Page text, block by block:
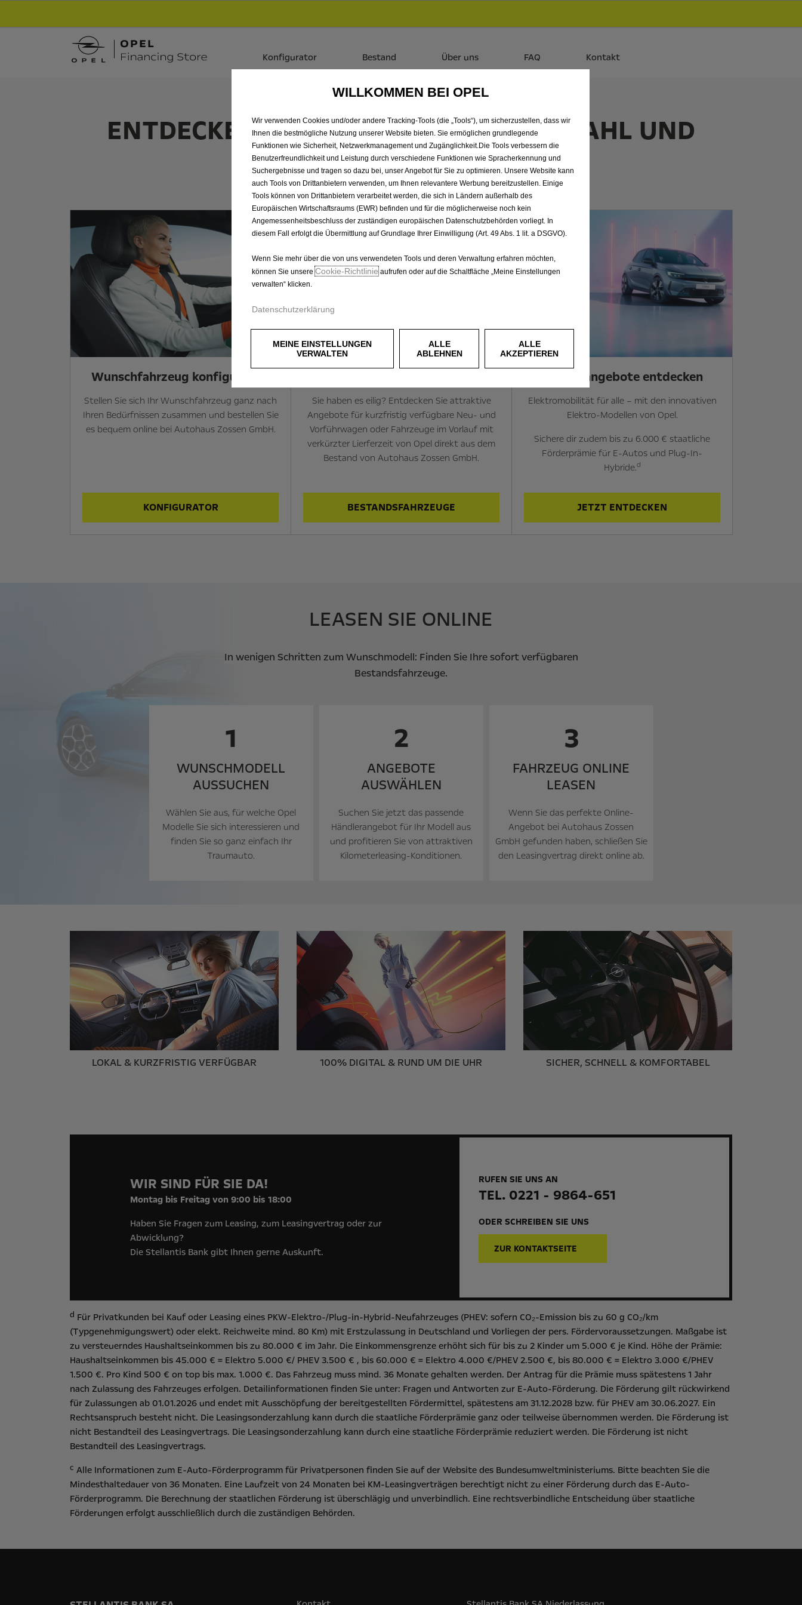
Konfigurator Bestand Über uns FAQ Kontakt
ENTDECKEN SIE JETZT UNSERE AUSWAHL UND
STEIGEN SIE GLEICH EIN
Wunsch­fahrzeug konfigurieren
Stellen Sie sich Ihr Wunschfahrzeug ganz nach
Ihren Bedürfnissen zusammen und bestellen Sie
es bequem online bei Autohaus Zossen GmbH.
KONFIGURATOR
Sie haben es eilig? Entdecken Sie attraktive
Angebote für kurzfristig verfügbare Neu- und
Vorführwagen oder Fahrzeuge im Vorlauf mit
verkürzter Lierferzeit von Opel direkt aus dem
Bestand von Autohaus Zossen GmbH.
BESTANDSFAHRZEUGE
Elektroangebote entdecken
Elektromobilität für alle – mit den innovativen
Elektro-Modellen von Opel.
Sichere dir zudem bis zu 6.000 € staatliche
Förderprämie für E-Autos und Plug-In-
Hybride.d
JETZT ENTDECKEN
LEASEN SIE ONLINE
In wenigen Schritten zum Wunschmodell: Finden Sie Ihre sofort verfügbaren
Bestandsfahrzeuge.
1
WUNSCH­MODELL
AUSSUCHEN
Wählen Sie aus, für welche Opel
Modelle Sie sich interessieren und
finden Sie so ganz einfach Ihr
Traumauto.
2
ANGEBOTE
AUSWÄHLEN
Suchen Sie jetzt das passende
Händlerangebot für Ihr Modell aus
und profitieren Sie von attraktiven
Kilometerleasing-Konditionen.
3
FAHRZEUG ONLINE
LEASEN
Wenn Sie das perfekte Online-
Angebot bei Autohaus Zossen
GmbH gefunden haben, schließen Sie
den Leasingvertrag direkt online ab.
LOKAL & KURZFRISTIG VERFÜGBAR 100% DIGITAL & RUND UM DIE UHR SICHER, SCHNELL & KOMFORTABEL
WIR SIND FÜR SIE DA!
Montag bis Freitag von 9:00 bis 18:00
Haben Sie Fragen zum Leasing, zum Leasingvertrag oder zur
Abwicklung?
Die Stellantis Bank gibt Ihnen gerne Auskunft.
RUFEN SIE UNS AN
TEL. 0221 - 9864-651
ODER SCHREIBEN SIE UNS
ZUR KONTAKTSEITE
d Für Privatkunden bei Kauf oder Leasing eines PKW-Elektro-/Plug-in-Hybrid-Neufahrzeuges (PHEV: sofern CO₂-Emission bis zu 60 g CO₂/km
(Typgenehmigungswert) oder elekt. Reichweite mind. 80 Km) mit Erstzulassung in Deutschland und Vorliegen der pers. Fördervoraussetzungen. Maßgabe ist
zu versteuerndes Haushaltseinkommen bis zu 80.000 € im Jahr. Die Einkommensgrenze erhöht sich für bis zu 2 Kinder um 5.000 € je Kind. Höhe der Prämie:
Haushaltseinkommen bis 45.000 € = Elektro 5.000 €/ PHEV 3.500 € , bis 60.000 € = Elektro 4.000 €/PHEV 2.500 €, bis 80.000 € = Elektro 3.000 €/PHEV
1.500 €. Pro Kind 500 € on top bis max. 1.000 €. Das Fahrzeug muss mind. 36 Monate gehalten werden. Der Antrag für die Prämie muss spätestens 1 Jahr
nach Zulassung des Fahrzeuges erfolgen. Detailinformationen finden Sie unter: Fragen und Antworten zur E-Auto-Förderung. Die Förderung gilt rückwirkend
für Zulassungen ab 01.01.2026 und endet mit Ausschöpfung der bereitgestellten Fördermittel, spätestens am 31.12.2028 bzw. für PHEV am 30.06.2027. Ein
Rechtsanspruch besteht nicht​. Die Leasingsonderzahlung kann durch die staatliche Förderprämie ganz oder teilweise übernommen werden. Die Förderung ist
nicht Bestandteil des Leasingvertrags. Die Leasingsonderzahlung kann durch eine staatliche Förderprämie reduziert werden. Die Förderung ist nicht
Bestandteil des Leasingvertrags.
c Alle Informationen zum E-Auto-Förderprogramm für Privatpersonen finden Sie auf der Website des Bundesumweltministeriums. Bitte beachten Sie die
Mindesthaltedauer von 36 Monaten. Eine Laufzeit von 24 Monaten bei KM-Leasingverträgen berechtigt nicht zu einer Förderung durch das E-Auto-
Förderprogramm. Die Berechnung der staatlichen Förderung ist überschlägig und unverbindlich. Eine rechtsverbindliche Entscheidung über staatliche
Förderungen erfolgt ausschließlich durch die zuständigen Behörden.
WILLKOMMEN BEI OPEL
Wir verwenden Cookies und/oder andere Tracking-Tools (die „Tools“), um sicherzustellen, dass wir
Ihnen die bestmögliche Nutzung unserer Website bieten. Sie ermöglichen grundlegende
Funktionen wie Sicherheit, Netzwerkmanagement und Zugänglichkeit.Die Tools verbessern die
Benutzerfreundlichkeit und Leistung durch verschiedene Funktionen wie Spracherkennung und
Suchergebnisse und tragen so dazu bei, unser Angebot für Sie zu optimieren. Unsere Website kann
auch Tools von Drittanbietern verwenden, um Ihnen relevantere Werbung bereitzustellen. Einige
Tools können von Drittanbietern verarbeitet werden, die sich in Ländern außerhalb des
Europäischen Wirtschaftsraums (EWR) befinden und für die möglicherweise noch kein
Angemessenheitsbeschluss der zuständigen europäischen Datenschutzbehörden vorliegt. In
diesem Fall erfolgt die Übermittlung auf Grundlage Ihrer Einwilligung (Art. 49 Abs. 1 lit. a DSGVO).
Wenn Sie mehr über die von uns verwendeten Tools und deren Verwaltung erfahren möchten,
können Sie unsereCookie‑Richtlinieaufrufen oder auf die Schaltfläche „Meine Einstellungen
verwalten“ klicken.
Datenschutzerklärung
MEINE EINSTELLUNGEN
VERWALTEN
ALLE
AKZEPTIEREN
ALLE
ABLEHNEN